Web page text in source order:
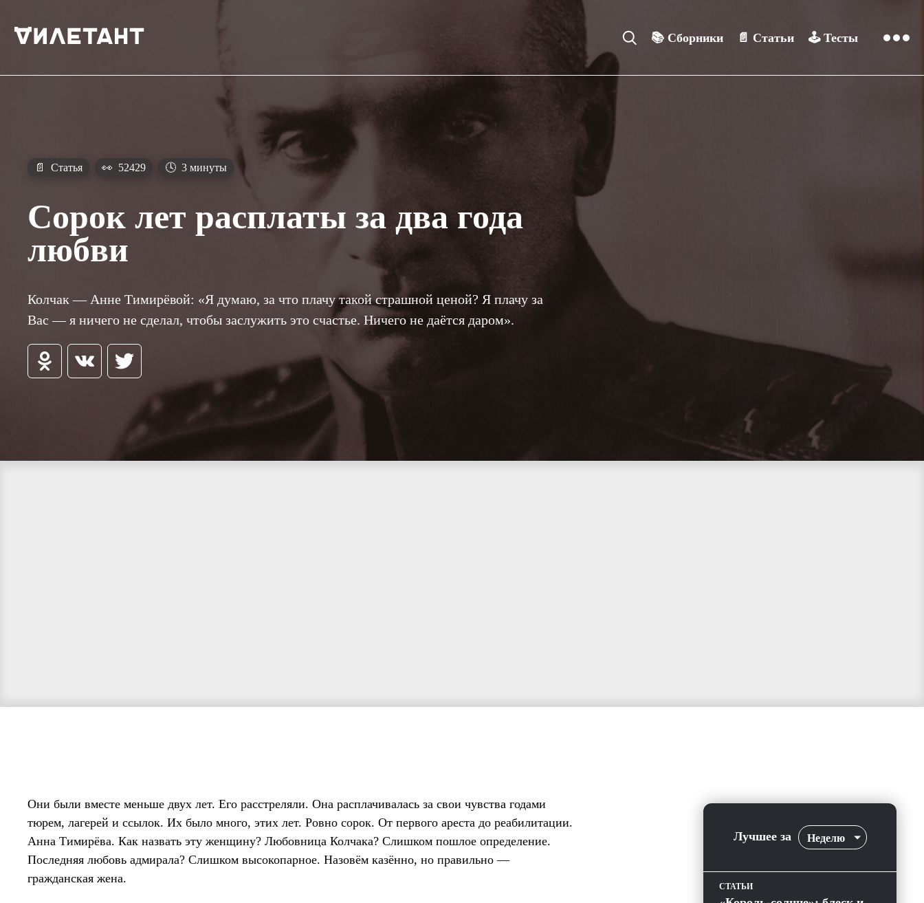
📚 Сборники 📄 Статьи 🕹️ Тесты
📄 Статья 👀 52429 🕓 3 минуты
Сорок лет расплаты за два года
любви
Колчак — Анне Тимирёвой: «Я думаю, за что плачу такой страшной ценой? Я плачу за
Вас — я ничего не сделал, чтобы заслужить это счастье. Ничего не даётся даром».
Они были вместе меньше двух лет. Его расстреляли. Она расплачивалась за свои чувства годами
тюрем, лагерей и ссылок. Их было много, этих лет. Ровно сорок. От первого ареста до реабилитации.
Анна Тимирёва. Как назвать эту женщину? Любовница Колчака? Слишком пошлое определение.
Последняя любовь адмирала? Слишком высокопарное. Назовём казённо, но правильно —
гражданская жена.
Лучшее за Неделю
СТАТЬИ